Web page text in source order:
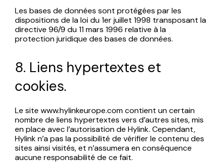
Les bases de données sont protégées par les
dispositions de la loi du 1er juillet 1998 transposant la
directive 96/9 du 11 mars 1996 relative à la
protection juridique des bases de données.
8. Liens hypertextes et
cookies.
Le site www.hylinkeurope.com contient un certain
nombre de liens hypertextes vers d’autres sites, mis
en place avec l’autorisation de Hylink. Cependant,
Hylink n’a pas la possibilité de vérifier le contenu des
sites ainsi visités, et n’assumera en conséquence
aucune responsabilité de ce fait.